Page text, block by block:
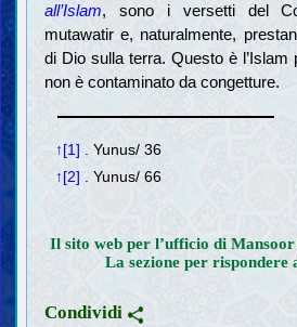
all’Islam, sono i versetti del
mutawatir e, naturalmente,
di Dio sulla terra. Questo è l’Islam
non è contaminato da congetture.
↑[1] . Yunus/ 36
↑[2] . Yunus/ 66
Il sito web per l’ufficio di
La sezione per rispondere
Condividi